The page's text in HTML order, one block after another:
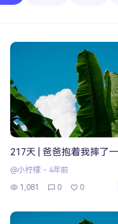
搜索
宝宝辅食 宝宝课堂
217天 | 爸爸抱着我摔了一
@小柠檬 - 4年前
1,081
0 0